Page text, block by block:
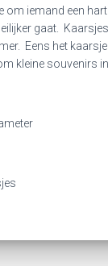
om iemand een
gaat.
Eens het
kleine souvenirs